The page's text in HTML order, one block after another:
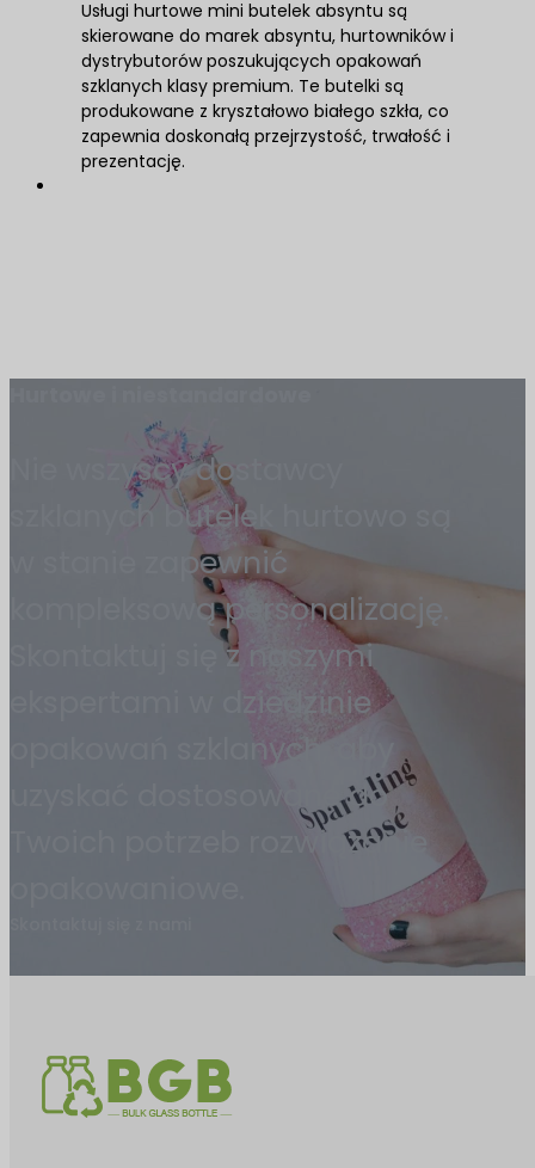
Usługi hurtowe mini butelek absyntu są
skierowane do marek absyntu, hurtowników i
dystrybutorów poszukujących opakowań
szklanych klasy premium. Te butelki są
produkowane z kryształowo białego szkła, co
zapewnia doskonałą przejrzystość, trwałość i
prezentację.
Nie wszyscy dostawcy
szklanych butelek hurtowo są
w stanie zapewnić
kompleksową personalizację.
Skontaktuj się z naszymi
ekspertami w dziedzinie
opakowań szklanych, aby
uzyskać dostosowane do
Twoich potrzeb rozwiązanie